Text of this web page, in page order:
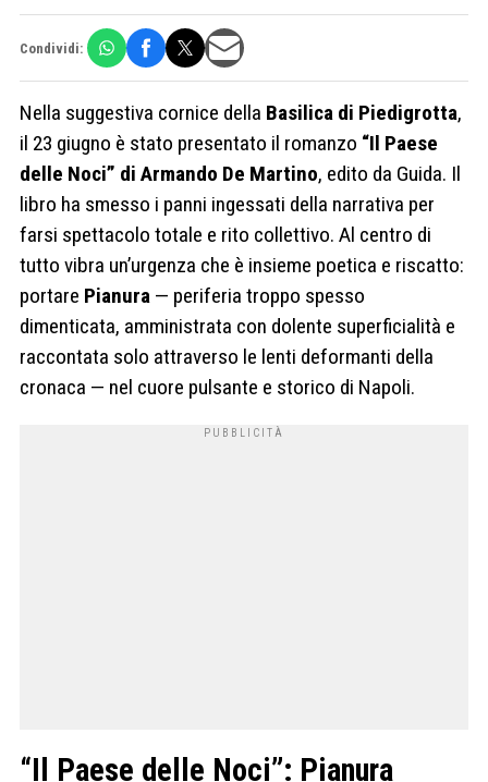
Condividi:
Nella suggestiva cornice della Basilica di Piedigrotta,
il 23 giugno è stato presentato il romanzo “Il Paese
delle Noci” di Armando De Martino, edito da Guida. Il
libro ha smesso i panni ingessati della narrativa per
farsi spettacolo totale e rito collettivo. Al centro di
tutto vibra un’urgenza che è insieme poetica e riscatto:
portare Pianura — periferia troppo spesso
dimenticata, amministrata con dolente superficialità e
raccontata solo attraverso le lenti deformanti della
cronaca — nel cuore pulsante e storico di Napoli.
“Il Paese delle Noci”: Pianura